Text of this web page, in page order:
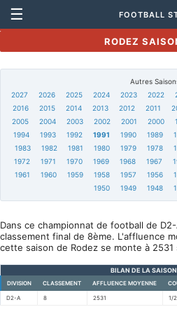
☰ FOOTBALL
RODEZ
Autres
2027
2026 2025 2024 2023 2022
2016
2015 2014 2013 2012 2011
2005
2004 2003 2002 2001 2000
1994
1993 1992 1991 1990 1989
1983
1982 1981 1980 1979 1978
1972
1971 1970 1969 1968 1967
1961
1960 1959 1958 1957 1956
1950
1949 1948
Dans ce championnat de football de
classement final de 8ème. L'affluence
cette saison de Rodez se monte à
BILAN DE LA SAISON
DIVISION CLASSEMENT AFFLUENCE MOYENNE
D2-A 8 2531 1/